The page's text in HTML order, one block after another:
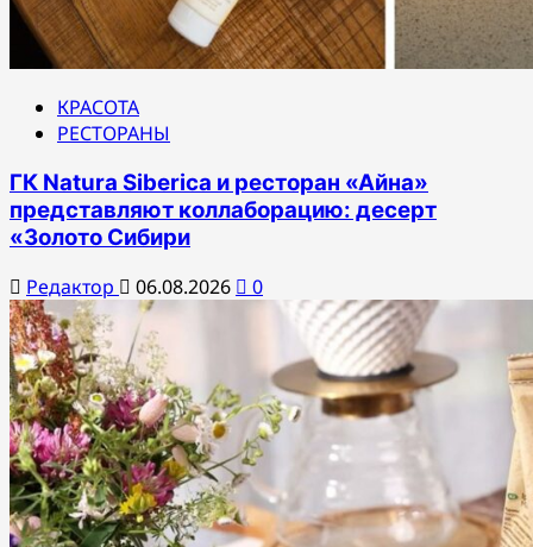
КРАСОТА
РЕСТОРАНЫ
ГК Natura Siberica и ресторан «Айна»
представляют коллаборацию: десерт
«Золото Сибири
Редактор 06.08.2026 0